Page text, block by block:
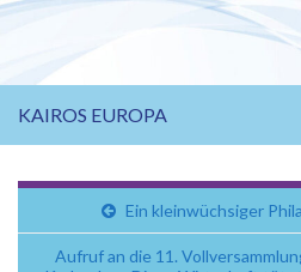
KAIROS EUROPA
Ein kleinwüchsiger
Aufruf an die 11.